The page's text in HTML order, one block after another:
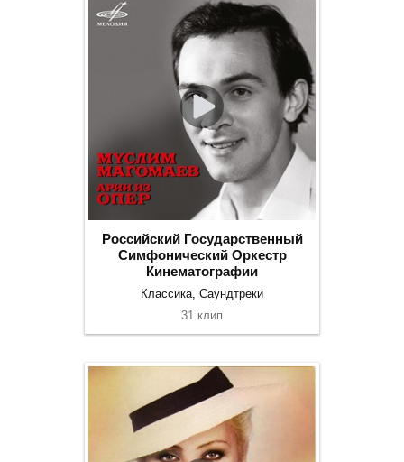
Российский Государственный
Симфонический Оркестр
Кинематографии
Классика, Саундтреки
31 клип